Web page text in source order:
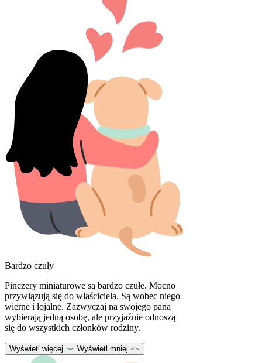
Bardzo czuły
Pinczery miniaturowe są bardzo czułe. Mocno
przywiązują się do właściciela. Są wobec niego
wierne i lojalne. Zazwyczaj na swojego pana
wybierają jedną osobę, ale przyjaźnie odnoszą
się do wszystkich członków rodziny.
Wyświetl więcej Wyświetl mniej